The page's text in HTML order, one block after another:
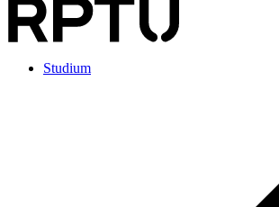
Studium